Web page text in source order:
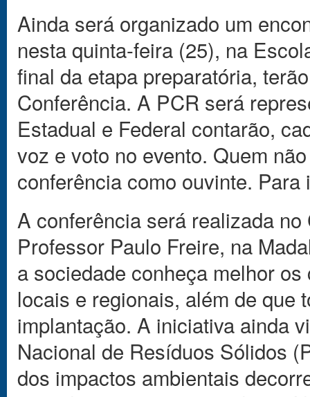
Ainda será organizado um
nesta quinta-feira (25), na
final da etapa preparatória,
Conferência. A PCR será
Estadual e Federal contarão,
voz e voto no evento. Quem
conferência como ouvinte.
A conferência será realizada
Professor Paulo Freire, na
a sociedade conheça melhor
locais e regionais, além de que
implantação. A iniciativa ainda
Nacional de Resíduos Sólidos
dos impactos ambientais